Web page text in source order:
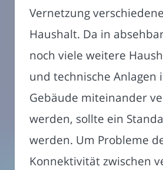
Vernetzung
Haushalt. Da in
noch viele weitere
und technische Anlagen
Gebäude miteinander
werden, sollte ein
werden. Um Probleme
Konnektivität zwischen